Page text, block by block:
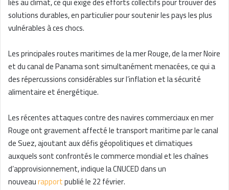
solutions durables, en particulier pour soutenir les pays les plus
vulnérables à ces chocs.
Les principales routes maritimes de la mer Rouge, de la mer Noire
et du canal de Panama sont simultanément menacées, ce qui a
des répercussions considérables sur l’inflation et la sécurité
alimentaire et énergétique.
Les récentes attaques contre des navires commerciaux en mer
Rouge ont gravement affecté le transport maritime par le canal
de Suez, ajoutant aux défis géopolitiques et climatiques
auxquels sont confrontés le commerce mondial et les chaînes
d’approvisionnement, indique la CNUCED dans un
nouveaurapportpublié le 22 février.